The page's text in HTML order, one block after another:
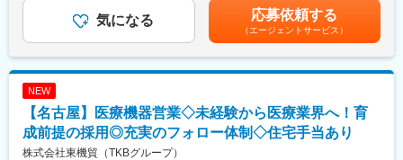
スキルアップを実現できます。充実したOJT、定期的集合研修に
て長期的なキャリア形成が可能。エンジニアから将来的には、チ
経験、ご志向を考慮したキャリアを実現できます。
変更の範囲：会社の定める業務
・故障修理対応
・設備の据え付けや設置後の動作確認を行い、顧客先での試運転
・担当地域：名古屋エリアでの日帰り出張や状況に応じて宿泊を
伴う出張もございます。
※基本的に夜間対応は発生いたしません
通じて上下する可能性があります。月給(月額)は固定手当を含めた
表記です。気になる 応募依頼する
（エージェントサービス）
NEW
【名古屋】医療機器営業◇未経験から医療業界へ！育
成前提の採用◎充実のフォロー体制◇住宅手当あり
株式会社東機貿（TKBグループ）